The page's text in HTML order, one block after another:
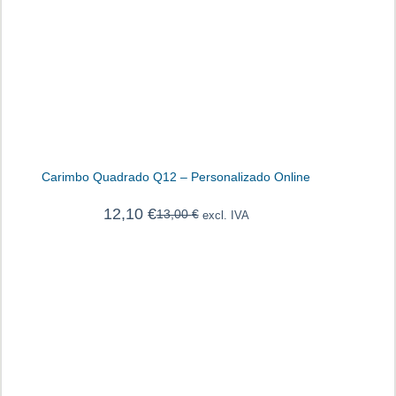
Carimbo Quadrado Q12 – Personalizado Online
13,00€
O
12,10 €
O
excl. IVA